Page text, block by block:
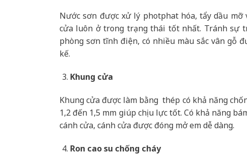
Nước sơn được xử lý photphat hóa, tẩy dầu
cửa luôn ở trong trạng thái tốt nhất. Tránh sự
phòng sơn tĩnh điện, có nhiều màu sắc vân gỗ
kế.
Khung cửa
Khung cửa được làm bằng thép có khả năng
1,2 đến 1,5 mm giúp chịu lực tốt. Có khả năng
cánh cửa, cánh cửa được đóng mở em dễ dàng.
Ron cao su chống cháy